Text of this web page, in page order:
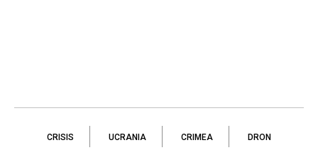
CRISIS UCRANIA CRIMEA DRON